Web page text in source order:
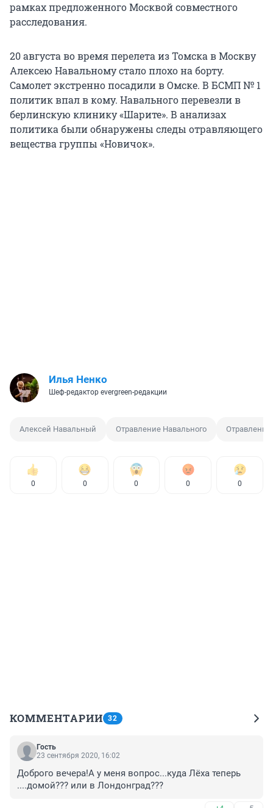
рамках предложенного Москвой совместного
расследования.
20 августа во время перелета из Томска в Москву
Алексею Навальному стало плохо на борту.
Самолет экстренно посадили в Омске. В БСМП № 1
политик впал в кому. Навального перевезли в
берлинскую клинику «Шарите». В анализах
политика были обнаружены следы отравляющего
вещества группы «Новичок».
Илья Ненко
Шеф-редактор evergreen-редакции
Алексей Навальный Отравление Навального Отравление
0 0 0 0 0
КОММЕНТАРИИ 32
Гость
23 сентября 2020, 16:02
Доброго вечера!А у меня вопрос...куда Лёха теперь
....домой??? или в Лондонград???